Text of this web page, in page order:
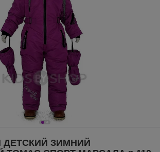
ЗИМНИЙ